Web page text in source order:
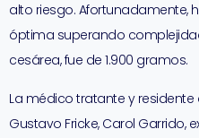
alto riesgo. Afortunadamente,
óptima superando
cesárea, fue de 1.900 gramos.
La médico tratante y
Gustavo Fricke, Carol Garrido,